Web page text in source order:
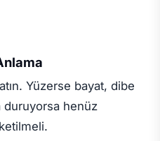
Yüzerse bayat, dibe
duruyorsa henüz